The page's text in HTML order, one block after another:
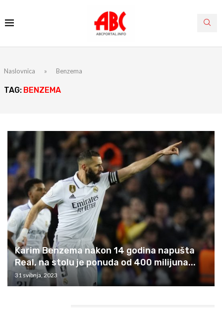
Naslovnica » Benzema
TAG: BENZEMA
Karim Benzema nakon 14 godina napušta
Real, na stolu je ponuda od 400 milijuna...
31 svibnja, 2023